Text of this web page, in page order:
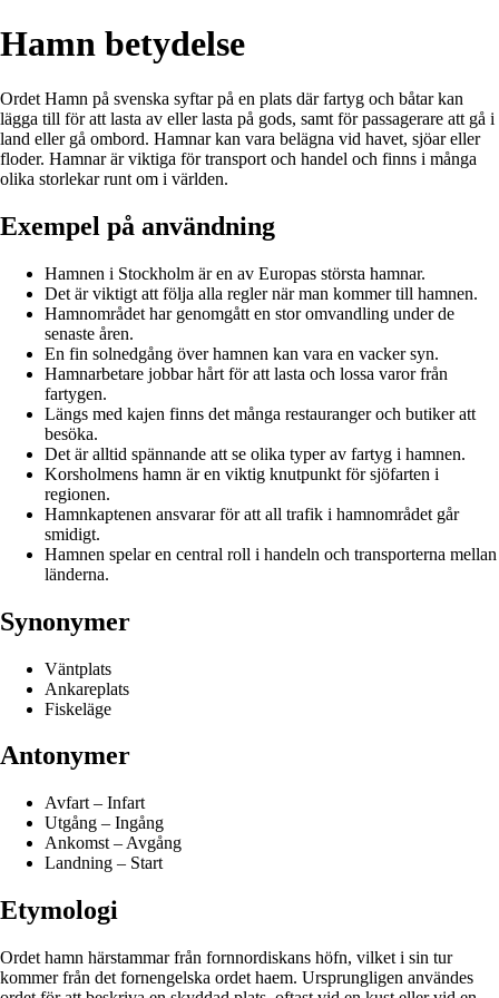
Hamn betydelse
Ordet Hamn på svenska syftar på en plats där fartyg och båtar kan
lägga till för att lasta av eller lasta på gods, samt för passagerare att gå i
land eller gå ombord. Hamnar kan vara belägna vid havet, sjöar eller
floder. Hamnar är viktiga för transport och handel och finns i många
olika storlekar runt om i världen.
Exempel på användning
Hamnen i Stockholm är en av Europas största hamnar.
Det är viktigt att följa alla regler när man kommer till hamnen.
Hamnområdet har genomgått en stor omvandling under de
senaste åren.
En fin solnedgång över hamnen kan vara en vacker syn.
Hamnarbetare jobbar hårt för att lasta och lossa varor från
fartygen.
Längs med kajen finns det många restauranger och butiker att
besöka.
Det är alltid spännande att se olika typer av fartyg i hamnen.
Korsholmens hamn är en viktig knutpunkt för sjöfarten i
regionen.
Hamnkaptenen ansvarar för att all trafik i hamnområdet går
smidigt.
Hamnen spelar en central roll i handeln och transporterna mellan
länderna.
Synonymer
Väntplats
Ankareplats
Fiskeläge
Antonymer
Avfart – Infart
Utgång – Ingång
Ankomst – Avgång
Landning – Start
Etymologi
Ordet hamn härstammar från fornnordiskans höfn, vilket i sin tur
kommer från det fornengelska ordet haem. Ursprungligen användes